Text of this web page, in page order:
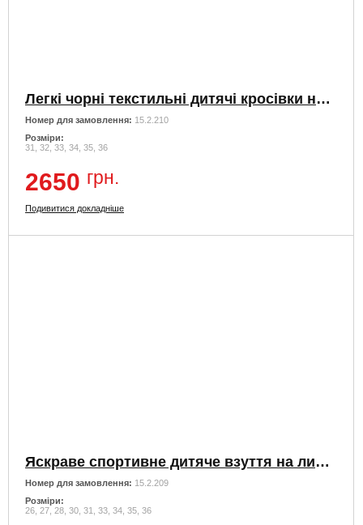
Легкі чорні текстильні дитячі кросівки на липучках
Номер для замовлення: 15.2.210
Розміри:
31, 32, 33, 34, 35, 36
2650 грн.
Подивитися докладніше
Яскраве спортивне дитяче взуття на липучках
Номер для замовлення: 15.2.209
Розміри:
26, 27, 28, 30, 31, 33, 34, 35, 36